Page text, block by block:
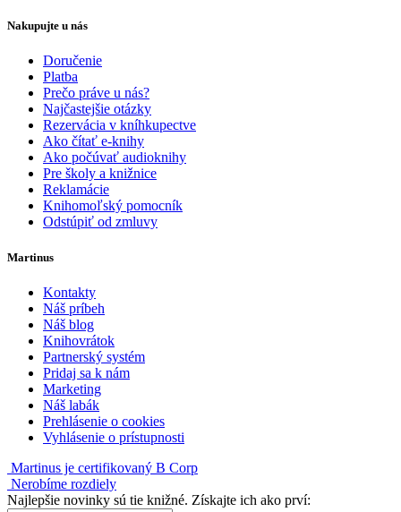
Nakupujte u nás
Doručenie
Platba
Prečo práve u nás?
Najčastejšie otázky
Rezervácia v kníhkupectve
Ako čítať e-knihy
Ako počúvať audioknihy
Pre školy a knižnice
Reklamácie
Knihomoľský pomocník
Odstúpiť od zmluvy
Martinus
Kontakty
Náš príbeh
Náš blog
Knihovrátok
Partnerský systém
Pridaj sa k nám
Marketing
Náš labák
Prehlásenie o cookies
Vyhlásenie o prístupnosti
Martinus je certifikovaný B Corp
Nerobíme rozdiely
Najlepšie novinky sú tie knižné. Získajte ich ako prví: